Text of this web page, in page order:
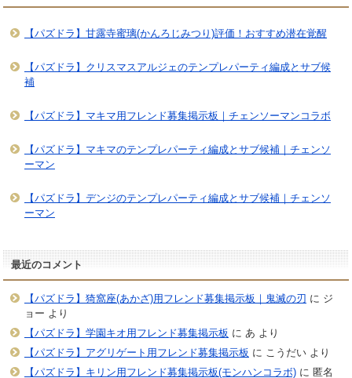
【パズドラ】甘露寺蜜璃(かんろじみつり)評価！おすすめ潜在覚醒
【パズドラ】クリスマスアルジェのテンプレパーティ編成とサブ候
補
【パズドラ】マキマ用フレンド募集掲示板｜チェンソーマンコラボ
【パズドラ】マキマのテンプレパーティ編成とサブ候補｜チェンソ
ーマン
【パズドラ】デンジのテンプレパーティ編成とサブ候補｜チェンソ
ーマン
最近のコメント
【パズドラ】猗窩座(あかざ)用フレンド募集掲示板｜鬼滅の刃 に ジ
ョー より
【パズドラ】学園キオ用フレンド募集掲示板 に あ より
【パズドラ】アグリゲート用フレンド募集掲示板 に こうだいより
【パズドラ】キリン用フレンド募集掲示板(モンハンコラボ)に 匿名